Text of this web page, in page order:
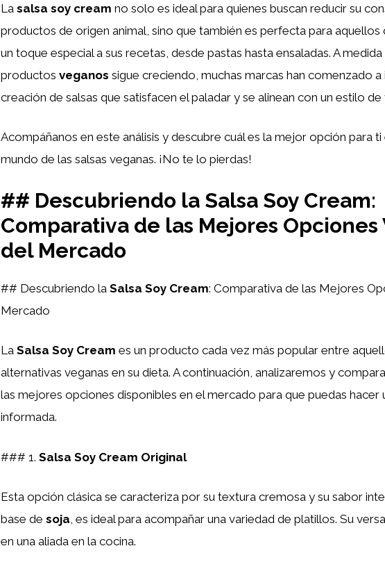
La salsa soy cream no solo es ideal para quienes buscan reducir su
productos de origen animal, sino que también es perfecta para aquellos
un toque especial a sus recetas, desde pastas hasta ensaladas. A
productos veganos sigue creciendo, muchas marcas han comenzado a
creación de salsas que satisfacen el paladar y se alinean con un estilo de
Acompáñanos en este análisis y descubre cuál es la mejor opción para ti
mundo de las salsas veganas. ¡No te lo pierdas!
## Descubriendo la Salsa Soy Cream:
Comparativa de las Mejores Opciones
del Mercado
## Descubriendo la Salsa Soy Cream: Comparativa de las Mejores
Mercado
La Salsa Soy Cream es un producto cada vez más popular entre
alternativas veganas en su dieta. A continuación, analizaremos y
las mejores opciones disponibles en el mercado para que puedas hacer
informada.
### 1. Salsa Soy Cream Original
Esta opción clásica se caracteriza por su textura cremosa y su sabor
base de soja, es ideal para acompañar una variedad de platillos. Su
en una aliada en la cocina.